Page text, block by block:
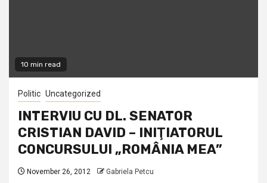
10 min read
Politic Uncategorized
INTERVIU CU DL. SENATOR
CRISTIAN DAVID – INIŢIATORUL
CONCURSULUI „ROMÂNIA MEA”
November 26, 2012 Gabriela Petcu